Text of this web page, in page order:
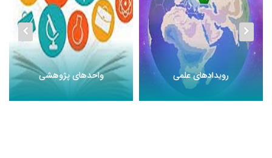
رویدادهای علمی واحدهای پژوهشی